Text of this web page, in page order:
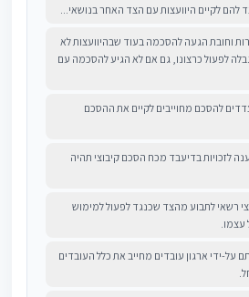
להם לקיים היוועצות עם הצד האחר בנושאי...
וחובת הגעה להסכמה בעוד שבהיוועצות לא
לפעול כרצונו, גם אם לא הגיע להסכמה עם
להסכם מחוייבים לקיים את ההסכם
לזכויות בדיעבד מכח הסכם קיבוצי תהיה
רשאי לתבוע מהצד שכנגד לפעול למימוש
עצמו.
על-ידי ארגון עובדים מחייב את כלל העובדים